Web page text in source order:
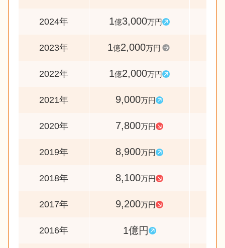
2024年 1億3,000万円
2023年 1億2,000万円
2022年 1億2,000万円
2021年 9,000万円
2020年 7,800万円
2019年 8,900万円
2018年 8,100万円
2017年 9,200万円
2016年 1億円